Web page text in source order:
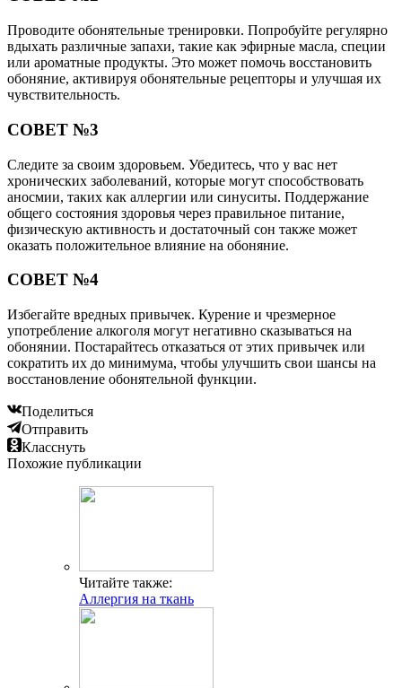
Проводите обонятельные тренировки. Попробуйте регулярно
вдыхать различные запахи, такие как эфирные масла, специи
или ароматные продукты. Это может помочь восстановить
обоняние, активируя обонятельные рецепторы и улучшая их
чувствительность.
СОВЕТ №3
Следите за своим здоровьем. Убедитесь, что у вас нет
хронических заболеваний, которые могут способствовать
аносмии, таких как аллергии или синуситы. Поддержание
общего состояния здоровья через правильное питание,
физическую активность и достаточный сон также может
оказать положительное влияние на обоняние.
СОВЕТ №4
Избегайте вредных привычек. Курение и чрезмерное
употребление алкоголя могут негативно сказываться на
обонянии. Постарайтесь отказаться от этих привычек или
сократить их до минимума, чтобы улучшить свои шансы на
восстановление обонятельной функции.
Поделиться
Отправить
Класснуть
Похожие публикации
Читайте также:
Аллергия на ткань